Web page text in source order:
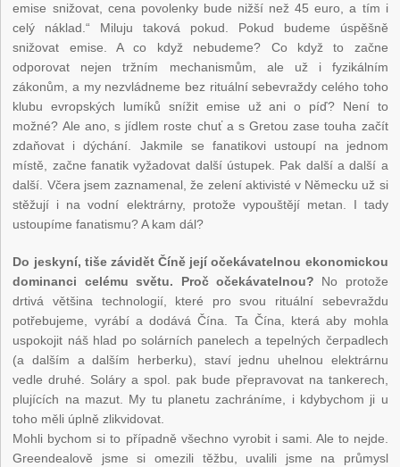
emise snižovat, cena povolenky bude nižší než 45 euro, a tím i
celý náklad.“ Miluju taková pokud. Pokud budeme úspěšně
snižovat emise. A co když nebudeme? Co když to začne
odporovat nejen tržním mechanismům, ale už i fyzikálním
zákonům, a my nezvládneme bez rituální sebevraždy celého toho
klubu evropských lumíků snížit emise už ani o píď? Není to
možné? Ale ano, s jídlem roste chuť a s Gretou zase touha začít
zdaňovat i dýchání. Jakmile se fanatikovi ustoupí na jednom
místě, začne fanatik vyžadovat další ústupek. Pak další a další a
další. Včera jsem zaznamenal, že zelení aktivisté v Německu už si
stěžují i na vodní elektrárny, protože vypouštějí metan. I tady
ustoupíme fanatismu? A kam dál?
Do jeskyní, tiše závidět Číně její očekávatelnou ekonomickou
dominanci celému světu. Proč očekávatelnou? No protože
drtivá většina technologií, které pro svou rituální sebevraždu
potřebujeme, vyrábí a dodává Čína. Ta Čína, která aby mohla
uspokojit náš hlad po solárních panelech a tepelných čerpadlech
(a dalším a dalším herberku), staví jednu uhelnou elektrárnu
vedle druhé. Soláry a spol. pak bude přepravovat na tankerech,
plujících na mazut. My tu planetu zachráníme, i kdybychom ji u
toho měli úplně zlikvidovat.
Mohli bychom si to případně všechno vyrobit i sami. Ale to nejde.
Greendealově jsme si omezili těžbu, uvalili jsme na průmysl